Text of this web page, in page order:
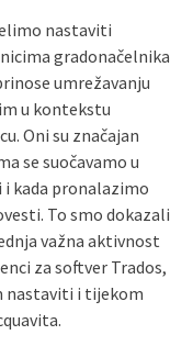
nastaviti
gradonačelnika
umrežavanju
u kontekstu
Oni su značajan
se suočavamo u
kada pronalazimo
To smo dokazali
važna aktivnost
za softver Trados,
nastaviti i tijekom